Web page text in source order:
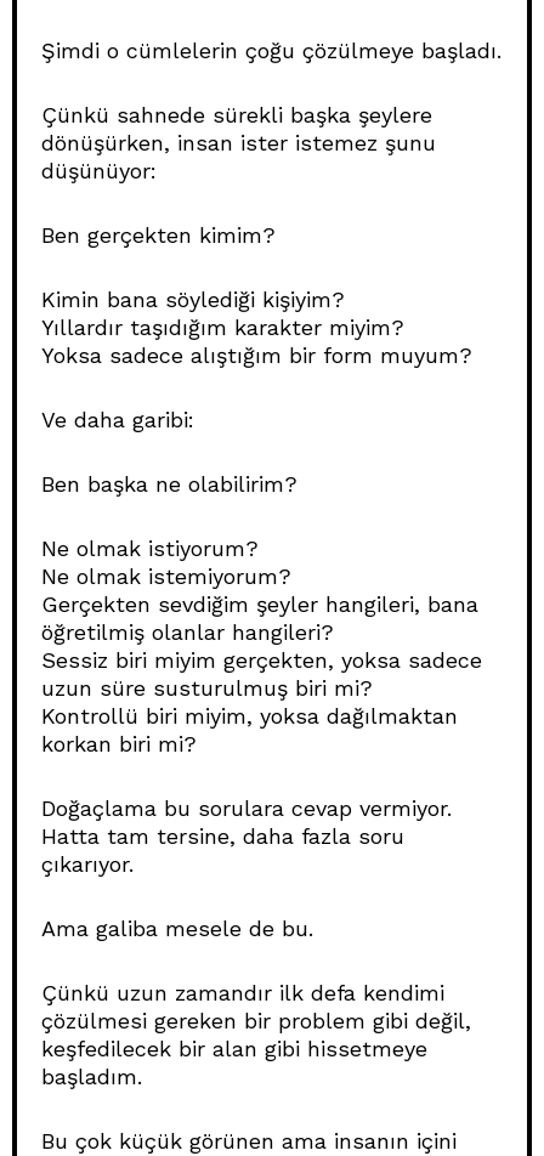
Şimdi o cümlelerin çoğu çözülmeye başladı.
Çünkü sahnede sürekli başka şeylere
dönüşürken, insan ister istemez şunu
düşünüyor:
Ben gerçekten kimim?
Kimin bana söylediği kişiyim?
Yıllardır taşıdığım karakter miyim?
Yoksa sadece alıştığım bir form muyum?
Ve daha garibi:
Ben başka ne olabilirim?
Ne olmak istiyorum?
Ne olmak istemiyorum?
Gerçekten sevdiğim şeyler hangileri, bana
öğretilmiş olanlar hangileri?
Sessiz biri miyim gerçekten, yoksa sadece
uzun süre susturulmuş biri mi?
Kontrollü biri miyim, yoksa dağılmaktan
korkan biri mi?
Doğaçlama bu sorulara cevap vermiyor.
Hatta tam tersine, daha fazla soru
çıkarıyor.
Ama galiba mesele de bu.
Çünkü uzun zamandır ilk defa kendimi
çözülmesi gereken bir problem gibi değil,
keşfedilecek bir alan gibi hissetmeye
başladım.
Bu çok küçük görünen ama insanın içini